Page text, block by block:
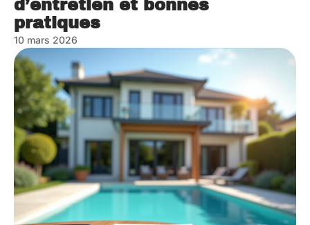
d’entretien et bonnes
pratiques
10 mars 2026